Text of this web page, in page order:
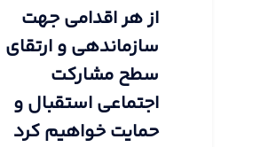
از هر اقدامی جهت
سازماندهی و ارتقای
سطح مشارکت
اجتماعی استقبال و
حمایت خواهیم کرد